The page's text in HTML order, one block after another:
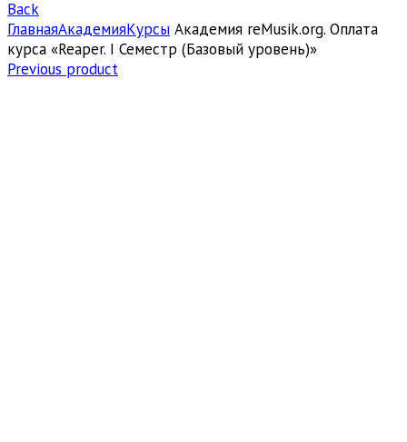
Back
ГлавнаяАкадемияКурсы Академия reMusik.org. Оплата
курса «Reaper. I Семестр (Базовый уровень)»
Previous product